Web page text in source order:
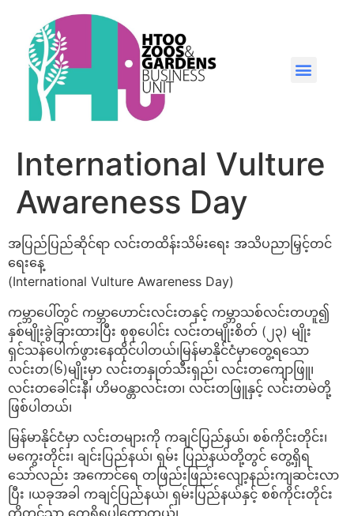
International Vulture
Awareness Day
အပြည်ပြည်ဆိုင်ရာ လင်းတထိန်းသိမ်းရေး အသိပညာမြှင့်တင်
ရေးနေ့
(International Vulture Awareness Day)
ကမ္ဘာပေါ်တွင် ကမ္ဘာဟောင်းလင်းတနှင့် ကမ္ဘာသစ်လင်းတဟူ၍
နှစ်မျိုးခွဲခြားထားပြီး စုစုပေါင်း လင်းတမျိုးစိတ် (၂၃) မျိုး
ရှင်သန်ပေါက်ဖွားနေထိုင်ပါတယ်၊မြန်မာနိုင်ငံမှာတွေ့ရသော
လင်းတ(၆)မျိုးမှာ လင်းတနှုတ်သီးရှည်၊ လင်းတကျောဖြူ၊
လင်းတခေါင်းနီ၊ ဟိမဝန္တာလင်းတ၊ လင်းတဖြူနှင့် လင်းတမဲတို့
ဖြစ်ပါတယ်၊
မြန်မာနိုင်ငံမှာ လင်းတများကို ကချင်ပြည်နယ်၊ စစ်ကိုင်းတိုင်း၊
မကွေးတိုင်း၊ ချင်းပြည်နယ်၊ ရှမ်း ပြည်နယ်တို့တွင် တွေ့ရှိရ
သော်လည်း အကောင်ရေ တဖြည်းဖြည်းလျော့နည်းကျဆင်းလာ
ပြီး ၊ယခုအခါ ကချင်ပြည်နယ်၊ ရှမ်းပြည်နယ်နှင့် စစ်ကိုင်းတိုင်း